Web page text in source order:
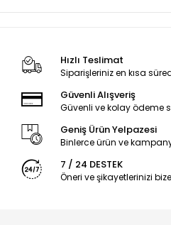
Hızlı Teslimat
Siparişleriniz en kısa
Güvenli Alışveriş
Güvenli ve kolay ödeme
Geniş Ürün Yelpazesi
Binlerce ürün ve
7 / 24 DESTEK
Öneri ve şikayetlerinizi